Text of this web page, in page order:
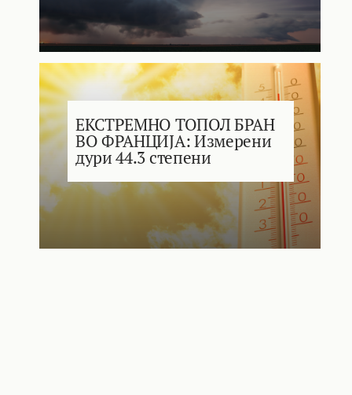
ЕКСТРЕМНО ТОПОЛ БРАН
ВО ФРАНЦИЈА: Измерени
дури 44.3 степени